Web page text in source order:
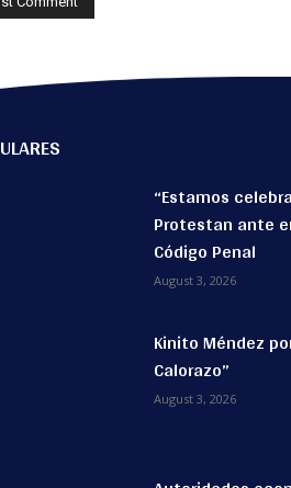
“Estamos
Protestan ante
Código Penal
August 3, 2026
Kinito Méndez
Calorazo”
August 3, 2026